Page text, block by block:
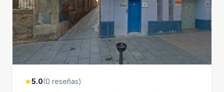
star5.0(0 reseñas)